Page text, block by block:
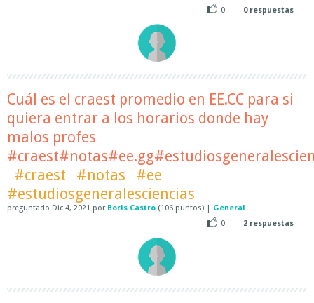
0
0respuestas
Cuál es el craest promedio en EE.CC para si
quiera entrar a los horarios donde hay
malos profes
#craest
#notas
#ee
#estudiosgeneralesciencias
preguntado Dic 4, 2021 por Boris Castro (106 puntos) | General
0
2 respuestas